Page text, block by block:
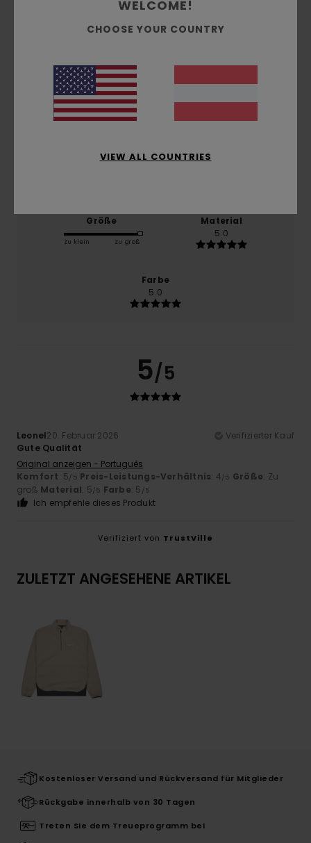
100% unserer Kunden empfehlen dieses Produkt
Komfort
Preis-Leistungs-Verhältnis
Größe
Zu klein Zu groß
Material
5.0
Farbe
5.0
5/5
Leonel20. Februar 2026
Verifizierter Kauf
Gute Qualität
Original anzeigen - Português
Komfort: 5/5 Preis-Leistungs-Verhältnis: 4/5 Größe: Zu
groß Material: 5/5 Farbe: 5 /5
Ich empfehle dieses Produkt
Verifiziert von TrustVille
ZULETZT ANGESEHENE ARTIKEL
Kostenloser Versand und Rückversand für Mitglieder
Rückgabe innerhalb von 30 Tagen
Treten Sie dem Treueprogramm bei
WELCOME!
CHOOSE YOUR COUNTRY
VIEW ALL COUNTRIES